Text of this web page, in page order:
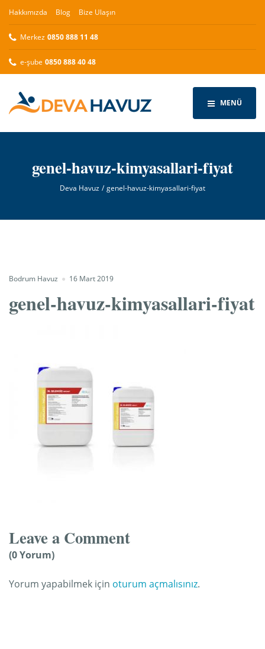
Hakkımızda Blog Bize Ulaşın
Merkez 0850 888 11 48
e-şube 0850 888 40 48
MENÜ
genel-havuz-kimyasallari-fiyat
Deva Havuz genel-havuz-kimyasallari-fiyat
Bodrum Havuz 16 Mart 2019
genel-havuz-kimyasallari-fiyat
Leave a Comment
(0 Yorum)
Yorum yapabilmek için oturum açmalısınız.